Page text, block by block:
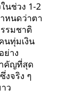
นช่วง 1-2
หนดว่าตา
รมชาติ
นทุ่มเงิน
ย่าง
คัญที่สุด
งจริง ๆ
ว